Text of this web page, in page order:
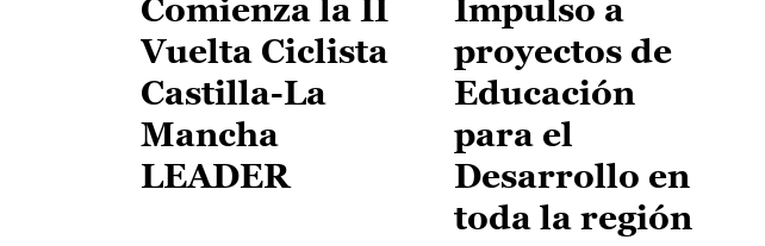
Comienza la II
Vuelta Ciclista
Castilla-La
Mancha
LEADER
Impulso a
proyectos de
Educación
para el
Desarrollo en
toda la región